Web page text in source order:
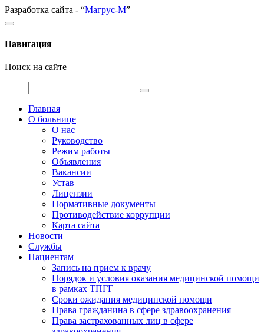
Разработка сайта - “Магрус-М”
Навигация
Поиск на сайте
Главная
О больнице
О нас
Руководство
Режим работы
Объявления
Вакансии
Устав
Лицензии
Нормативные документы
Противодействие коррупции
Карта сайта
Новости
Службы
Пациентам
Запись на прием к врачу
Порядок и условия оказания медицинской помощи
в рамках ТПГГ
Сроки ожидания медицинской помощи
Права гражданина в сфере здравоохранения
Права застрахованных лиц в сфере